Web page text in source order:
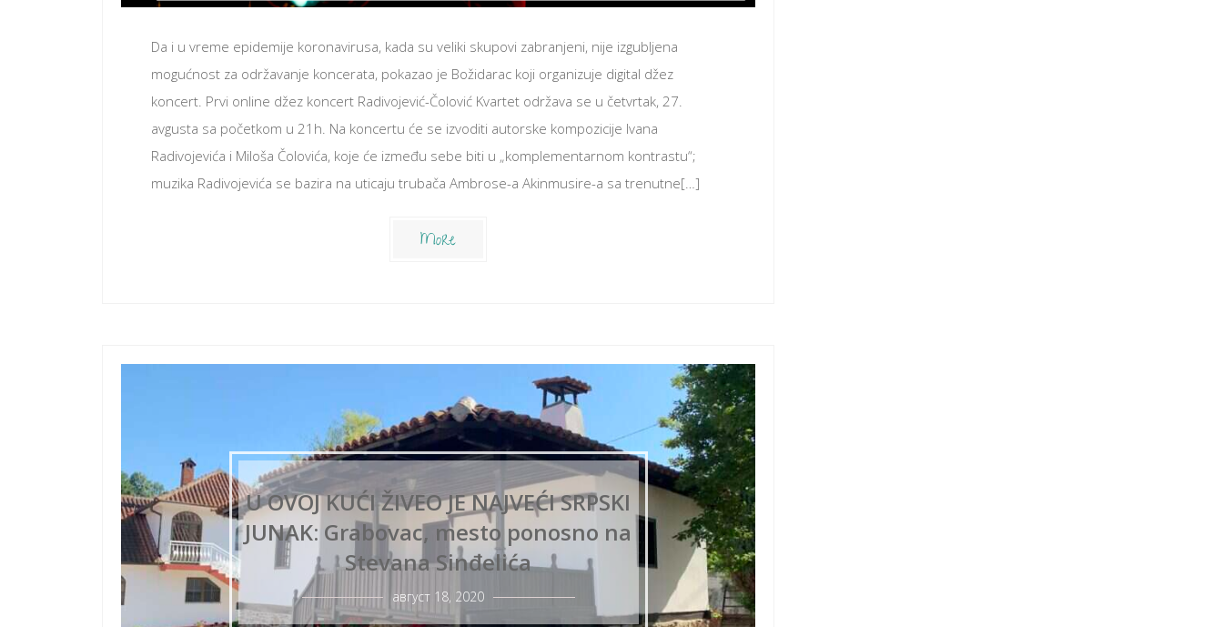
Da i u vreme epidemije koronavirusa, kada su veliki skupovi zabranjeni, nije izgubljena
mogućnost za održavanje koncerata, pokazao je Božidarac koji organizuje digital džez
koncert. Prvi online džez koncert Radivojević-Čolović Kvartet održava se u četvrtak, 27.
avgusta sa početkom u 21h. Na koncertu će se izvoditi autorske kompozicije Ivana
Radivojevića i Miloša Čolovića, koje će između sebe biti u „komplementarnom kontrastu“;
muzika Radivojevića se bazira na uticaju trubača Ambrose-a Akinmusire-a sa trenutne[…]
More
U OVOJ KUĆI ŽIVEO JE NAJVEĆI SRPSKI
JUNAK: Grabovac, mesto ponosno na
Stevana Sinđelića
август 18, 2020